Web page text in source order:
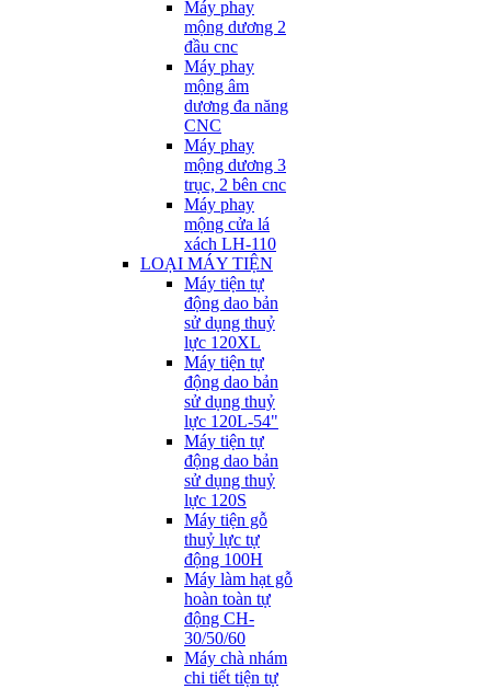
Máy phay
mộng dương 2
đầu cnc
Máy phay
mộng âm
dương đa năng
CNC
Máy phay
mộng dương 3
trục, 2 bên cnc
Máy phay
mộng cửa lá
xách LH-110
LOẠI MÁY TIỆN
Máy tiện tự
động dao bản
sử dụng thuỷ
lực 120XL
Máy tiện tự
động dao bản
sử dụng thuỷ
lực 120L-54"
Máy tiện tự
động dao bản
sử dụng thuỷ
lực 120S
Máy tiện gỗ
thuỷ lực tự
động 100H
Máy làm hạt gỗ
hoàn toàn tự
động CH-
30/50/60
Máy chà nhám
chi tiết tiện tự